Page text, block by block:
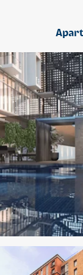
APARTAMENTO
Q 1,400,000
Cuotas desde Q
CENTRICO
CENTRICO
2 dormitorios